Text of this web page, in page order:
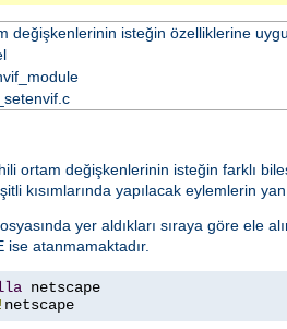
değişkenlerinin isteğin özelliklerine
ortam değişkenlerinin isteğin farklı
kısımlarında yapılacak eylemlerin
yer aldıkları sıraya göre ele
atanmamaktadır.
! netscape